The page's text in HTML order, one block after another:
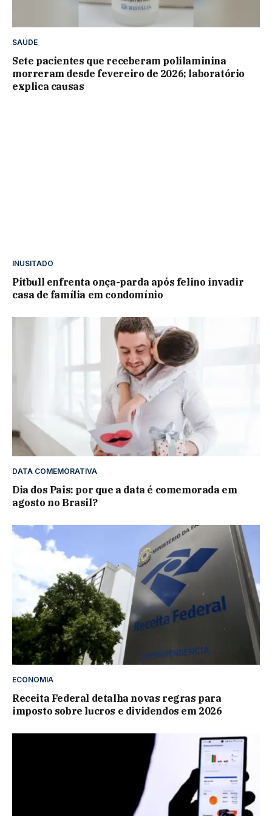
SAÚDE
Sete pacientes que receberam polilaminina
morreram desde fevereiro de 2026; laboratório
explica causas
INUSITADO
Pitbull enfrenta onça-parda após felino invadir
casa de família em condomínio
DATA COMEMORATIVA
Dia dos Pais: por que a data é comemorada em
agosto no Brasil?
ECONOMIA
Receita Federal detalha novas regras para
imposto sobre lucros e dividendos em 2026